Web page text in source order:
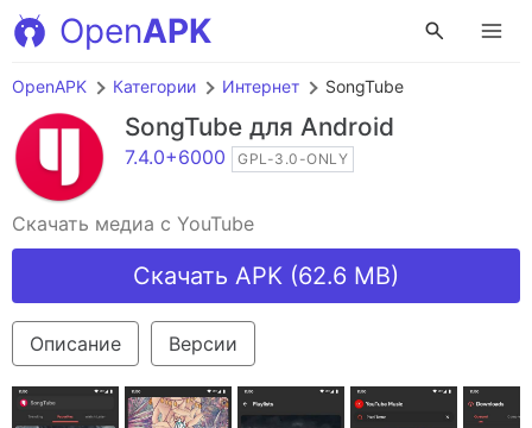
OpenAPK
OpenAPK Категории Интернет SongTube
SongTube для Android
7.4.0+6000 GPL-3.0-ONLY
Скачать медиа с YouTube
Скачать APK (62.6 MB)
Описание Версии